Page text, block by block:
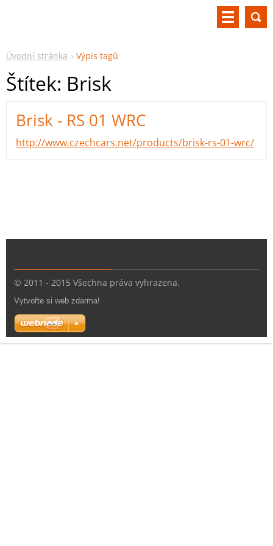
Úvodní stránka Výpis tagů
Štítek: Brisk
Brisk - RS 01 WRC
http://www.czechcars.net/products/brisk-rs-01-wrc/
© 2011 - 2015 Všechna práva vyhrazena.
Vytvořte si web zdarma!